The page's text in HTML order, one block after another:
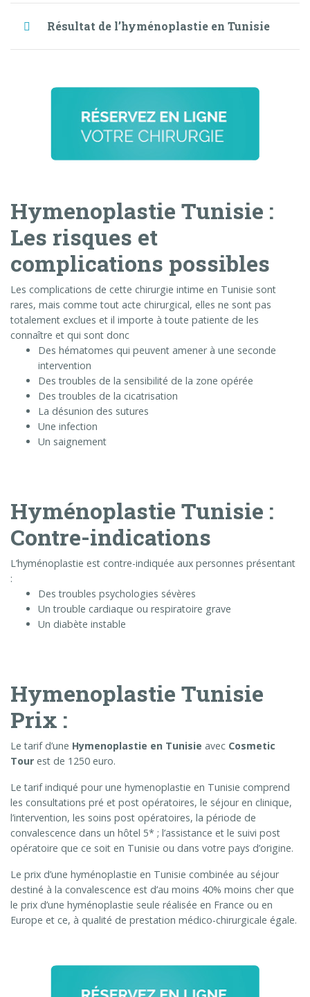
Résultat de l’hyménoplastie en Tunisie
Hymenoplastie Tunisie :
Les risques et
complications possibles
Les complications de cette chirurgie intime en Tunisie sont
rares, mais comme tout acte chirurgical, elles ne sont pas
totalement exclues et il importe à toute patiente de les
connaître et qui sont donc
Des hématomes qui peuvent amener à une seconde
intervention
Des troubles de la sensibilité de la zone opérée
Des troubles de la cicatrisation
La désunion des sutures
Une infection
Un saignement
Hyménoplastie Tunisie :
Contre-indications
L’hyménoplastie est contre-indiquée aux personnes présentant
:
Des troubles psychologies sévères
Un trouble cardiaque ou respiratoire grave
Un diabète instable
Hymenoplastie Tunisie
Prix :
Le tarif d’une Hymenoplastie en Tunisie avec Cosmetic
Tour est de 1250 euro.
Le tarif indiqué pour une hymenoplastie en Tunisie comprend
les consultations pré et post opératoires, le séjour en clinique,
l’intervention, les soins post opératoires, la période de
convalescence dans un hôtel 5* ; l’assistance et le suivi post
opératoire que ce soit en Tunisie ou dans votre pays d’origine.
Le prix d’une hyménoplastie en Tunisie combinée au séjour
destiné à la convalescence est d’au moins 40% moins cher que
le prix d’une hyménoplastie seule réalisée en France ou en
Europe et ce, à qualité de prestation médico-chirurgicale égale.